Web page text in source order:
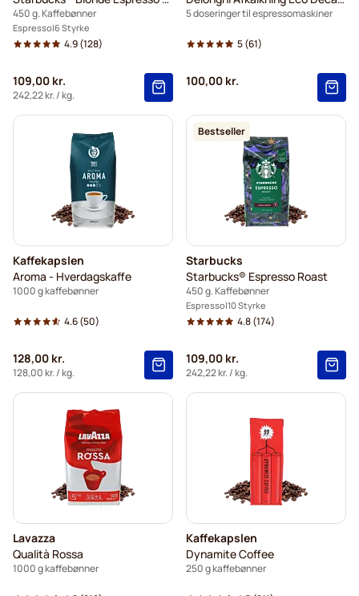
450 g. Kaffebønner
Espresso 6 Styrke
4.9(128)
109,00 kr.
242,22 kr./ kg.
5 doseringer til espressomaskiner
5(61)
100,00 kr.
Kaffekapslen
Aroma - Hverdagskaffe
1000 g kaffebønner
4.6(50)
128,00 kr.
128,00 kr./ kg.
Bestseller
Starbucks
Starbucks® Espresso Roast
450 g. Kaffebønner
Espresso 10 Styrke
4.8(174)
109,00 kr.
242,22 kr./ kg.
Lavazza
Qualità Rossa
1000 g kaffebønner
Kaffekapslen
Dynamite Coffee
250 g kaffebønner